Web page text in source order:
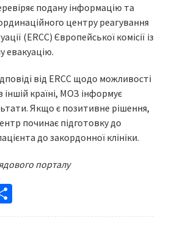
подану інформацію та
центру реагування
(ERCC) Європейської комісії із
евакуацію.
від ERCC щодо можливості
країні, МОЗ інформує
Якщо є позитивне рішення,
починає підготовку до
до закордонної клініки.
порталу
h